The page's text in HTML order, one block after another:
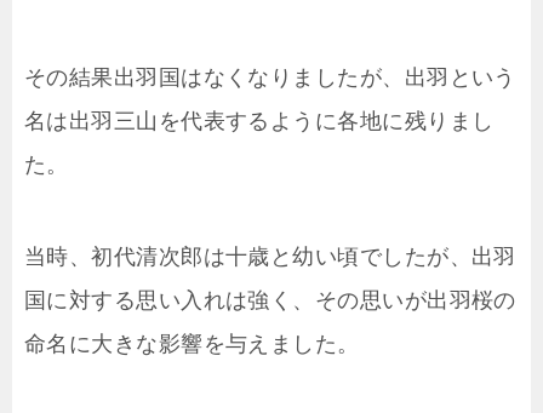
その結果出羽国はなくなりましたが、出羽という
名は出羽三山を代表するように各地に残りまし
た。
当時、初代清次郎は十歳と幼い頃でしたが、出羽
国に対する思い入れは強く、その思いが出羽桜の
命名に大きな影響を与えました。